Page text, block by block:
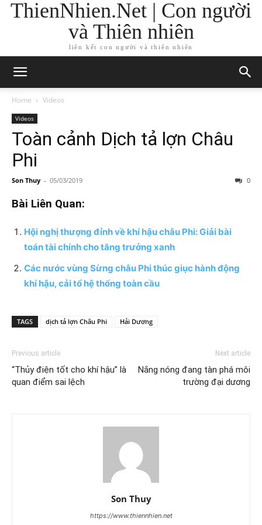
ThienNhien.Net | Con người
và Thiên nhiên
liên kết con người và thiên nhiên
Home Videos
Videos
Toàn cảnh Dịch tả lợn Châu
Phi
Son Thuy - 05/03/2019 0
Bài Liên Quan:
Hội nghị thượng đỉnh về khí hậu châu Phi: Giải bài
toán tài chính cho tăng trưởng xanh
Các nước vùng Sừng châu Phi thúc giục hành động
khí hậu, cải tổ hệ thống toàn cầu
TAGS dịch tả lợn Châu Phi Hải Dương
Previous article
“Thủy điện tốt cho khí hậu” là
quan điểm sai lệch
Next article
Nắng nóng đang tàn phá môi
trường đại dương
Son Thuy
https://www.thiennhien.net